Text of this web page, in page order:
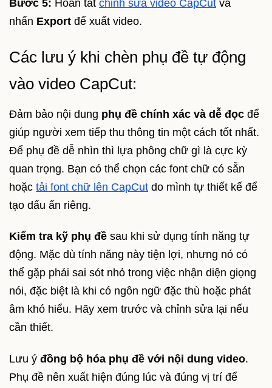
Bước 5: Hoàn tất chỉnh sửa video CapCut và
nhấn Export để xuất video.
Các lưu ý khi chèn phụ đề tự động
vào video CapCut:
Đảm bảo nội dung phụ đề chính xác và dễ đọc để
giúp người xem tiếp thu thông tin một cách tốt nhất.
Để phụ đề dễ nhìn thì lựa phông chữ gì là cực kỳ
quan trọng. Bạn có thể chọn các font chữ có sẵn
hoặc tải font chữ lên CapCut do mình tự thiết kế để
tạo dấu ấn riêng.
Kiểm tra kỹ phụ đề sau khi sử dụng tính năng tự
động. Mặc dù tính năng này tiện lợi, nhưng nó có
thể gặp phải sai sót nhỏ trong việc nhận diện giọng
nói, đặc biệt là khi có ngôn ngữ đặc thù hoặc phát
âm khó hiểu. Hãy xem trước và chỉnh sửa lại nếu
cần thiết.
Lưu ý đồng bộ hóa phụ đề với nội dung video.
Phụ đề nên xuất hiện đúng lúc và đúng vị trí để